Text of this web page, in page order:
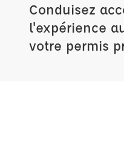
Conduisez
l'expérience
votre permis